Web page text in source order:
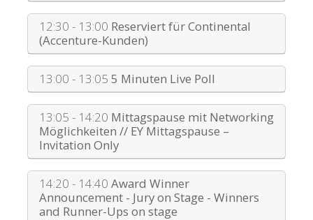
12:30 - 13:00 Reserviert für Continental
(Accenture-Kunden)
13:00 - 13:05 5 Minuten Live Poll
13:05 - 14:20 Mittagspause mit Networking
Möglichkeiten // EY Mittagspause –
Invitation Only
14:20 - 14:40 Award Winner
Announcement - Jury on Stage - Winners
and Runner-Ups on stage